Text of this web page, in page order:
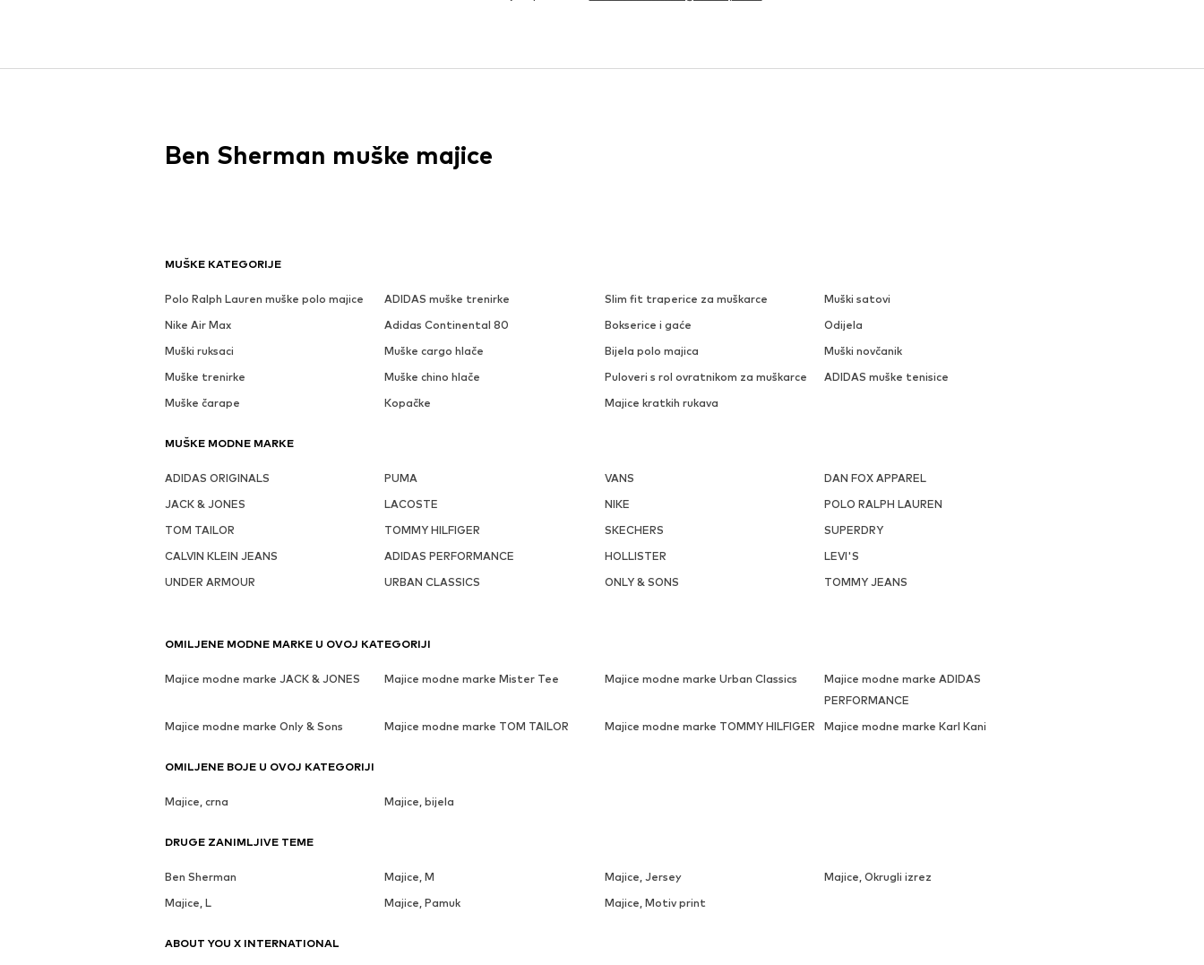
MUŠKE KATEGORIJE
Polo Ralph Lauren muške polo majice ADIDAS muške trenirke Slim fit traperice za muškarce
Muški satovi
Nike Air Max
Adidas Continental 80 Bokserice i gaće
Odijela
Muški ruksaci
Muške cargo hlače Bijela polo majica
Muški novčanik
Muške trenirke
Muške chino hlače Puloveri s rol ovratnikom za muškarce
ADIDAS muške tenisice
Muške čarape
Kopačke Majice kratkih rukava
MUŠKE MODNE MARKE
ADIDAS ORIGINALS PUMA VANS
DAN FOX APPAREL
JACK & JONES
LACOSTE NIKE
POLO RALPH LAUREN
TOM TAILOR
TOMMY HILFIGER SKECHERS
SUPERDRY
CALVIN KLEIN JEANS
ADIDAS PERFORMANCE HOLLISTER
LEVI'S
UNDER ARMOUR
URBAN CLASSICS ONLY & SONS TOMMY JEANS
Ben Sherman muške majice
OMILJENE MODNE MARKE U OVOJ KATEGORIJI
Majice modne marke JACK & JONES Majice modne marke Mister Tee Majice modne marke Urban Classics
Majice modne marke ADIDAS
PERFORMANCE
Majice modne marke Only & Sons
Majice modne marke TOM TAILOR Majice modne marke TOMMY HILFIGER Majice modne marke Karl Kani
OMILJENE BOJE U OVOJ KATEGORIJI
Majice, crna Majice, bijela
DRUGE ZANIMLJIVE TEME
Ben Sherman Majice, M Majice, Jersey
Majice, Okrugli izrez
Majice, L
Majice, Pamuk Majice, Motiv print
ABOUT YOU X INTERNATIONAL